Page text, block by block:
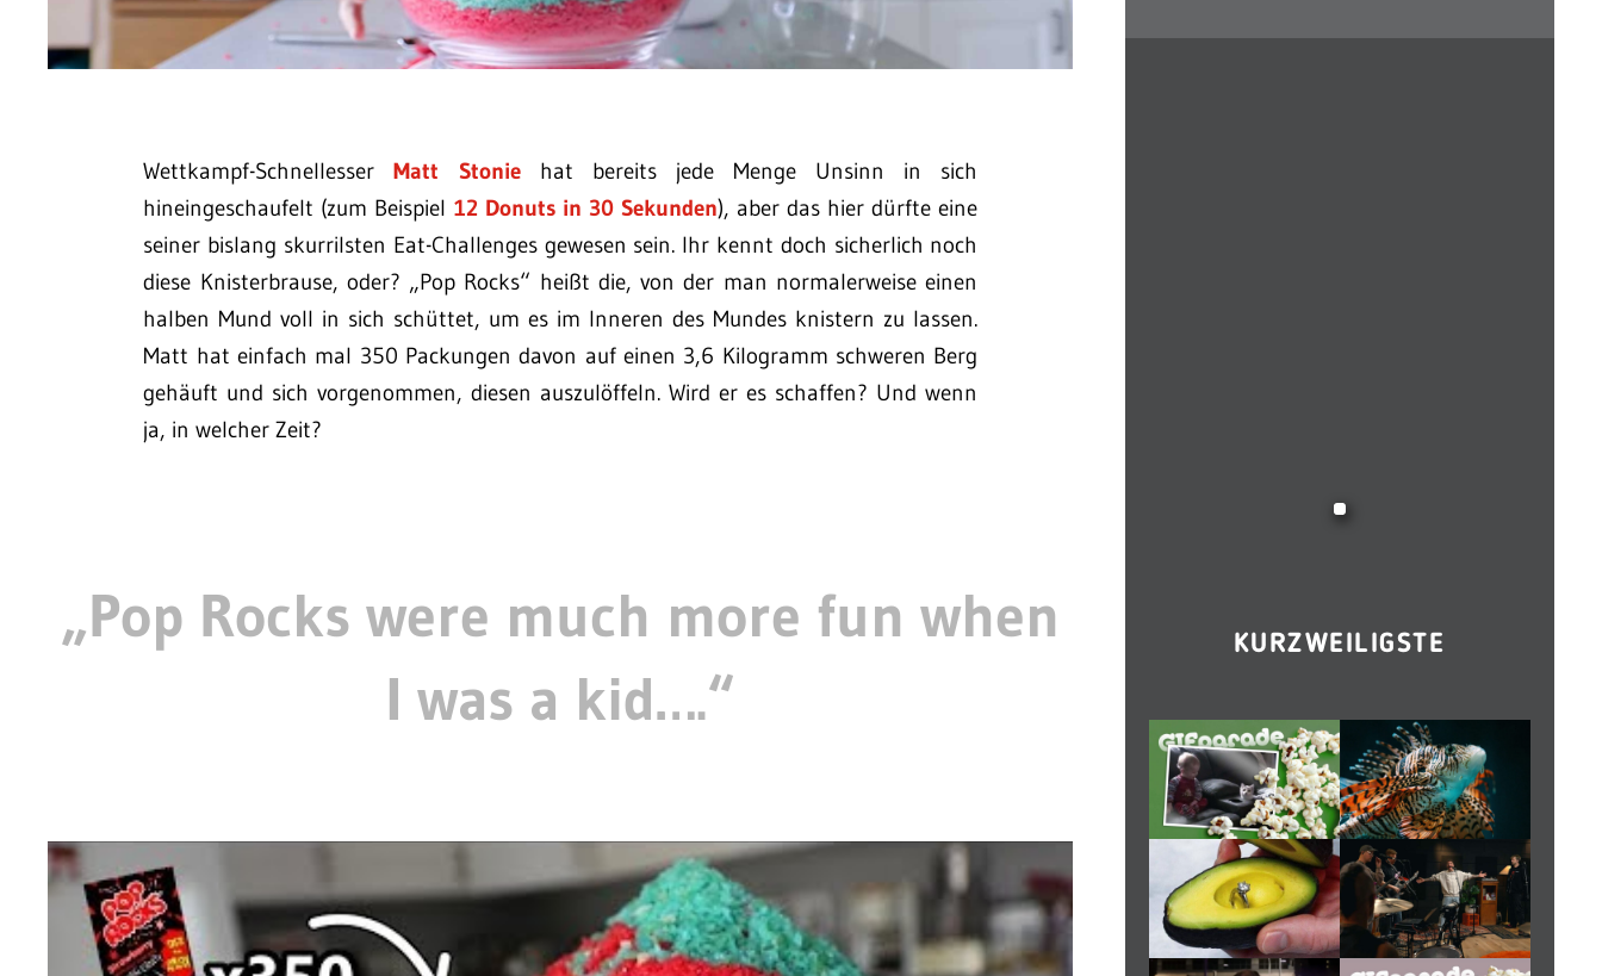
Wettkampf-SchnellesserMatt Stoniehat bereits jede Menge Unsinn in sich
hineingeschaufelt (zum Beispiel 12 Donuts in 30 Sekunden), aber das hier dürfte eine
seiner bislang skurrilsten Eat-Challenges gewesen sein. Ihr kennt doch sicherlich noch
diese Knisterbrause, oder? „Pop Rocks“ heißt die, von der man normalerweise einen
halben Mund voll in sich schüttet, um es im Inneren des Mundes knistern zu lassen.
Matt hat einfach mal 350 Packungen davon auf einen 3,6 Kilogramm schweren Berg
gehäuft und sich vorgenommen, diesen auszulöffeln. Wird er es schaffen? Und wenn
ja, in welcher Zeit?
„Pop Rocks were much more fun when
I was a kid….“
KURZWEILIGSTE